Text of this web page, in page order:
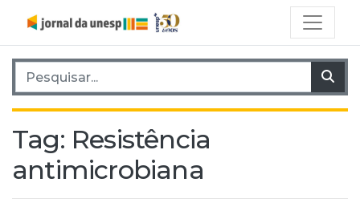
Pesquisar por:
Tag: Resistência
antimicrobiana